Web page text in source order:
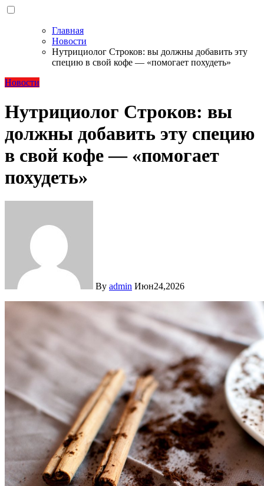
Главная
Новости
Нутрициолог Строков: вы должны добавить эту
специю в свой кофе — «помогает похудеть»
Новости
Нутрициолог Строков: вы
должны добавить эту специю
в свой кофе — «помогает
похудеть»
By admin Июн24,2026